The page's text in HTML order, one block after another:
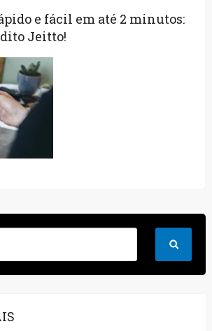
e fácil em até 2 minutos:
Jeitto!